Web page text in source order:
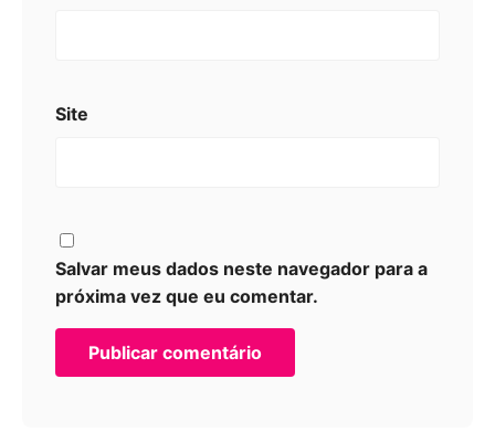
Site
Salvar meus dados neste navegador para a
próxima vez que eu comentar.